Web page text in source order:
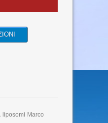
liposomi Marco